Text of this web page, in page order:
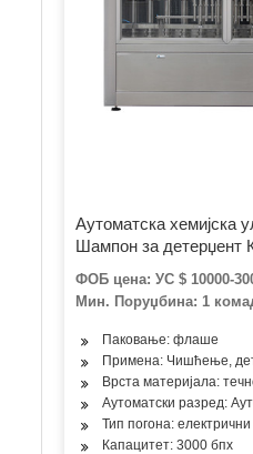
Аутоматска хемијска
Шампон за детерџент
машина за паковање
ФОБ цена: УС $ 10000-
Мин. Поруџбина: 1
Паковање: флаше
Примена: Чишћење,
Врста материјала:
Аутоматски разред:
Тип погона: електрични
Капацитет: 3000 бпх